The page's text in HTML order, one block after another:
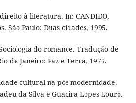
à literatura. In: CANDIDO,
São Paulo: Duas cidades, 1995.
do romance. Tradução de
de Janeiro: Paz e Terra, 1976.
cultural na pós-modernidade.
da Silva e Guacira Lopes Louro.